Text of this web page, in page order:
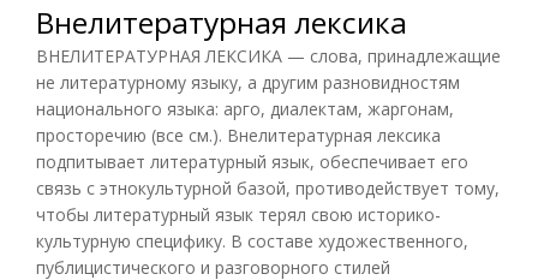
Внелитературная лексика
ВНЕЛИТЕРАТУРНАЯ ЛЕКСИКА — слова, принадлежащие
не литературному языку, а другим разновидностям
национального языка: арго, диалектам, жаргонам,
просторечию (все см.). Внелитературная лексика
подпитывает литературный язык, обеспечивает его
связь с этнокультурной базой, противодействует тому,
чтобы литературный язык терял свою историко-
культурную специфику. В составе художественного,
публицистического и разговорного стилей